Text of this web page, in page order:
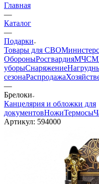
Главная
—
Каталог
—
Подарки
Товары для СВО
ОбороныРосгвардияМЧС
уборыСнаряжение
сезонаРаспродажа
—
Брелоки
Канцелярия и обложки для
документовНожиТермосы
Артикул: 594000